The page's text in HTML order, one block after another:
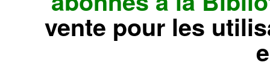
vente pour les